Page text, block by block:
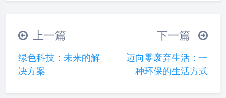
|´・ω・)ノ ヾ(≧∇≦*)ゝ
(☆ω☆)
∠( ᐛ 」∠)＿
୧(๑•̀⌄•́๑)૭
(ノ°ο°)ノ
(´இ皿இ｀)
(ฅ´ω`ฅ)
(╯°A°)╯︵○○○
φ(￣∇￣o)
上一篇
绿色科技：未来的解
决方案
下一篇
迈向零废弃生活：一
种环保的生活方式